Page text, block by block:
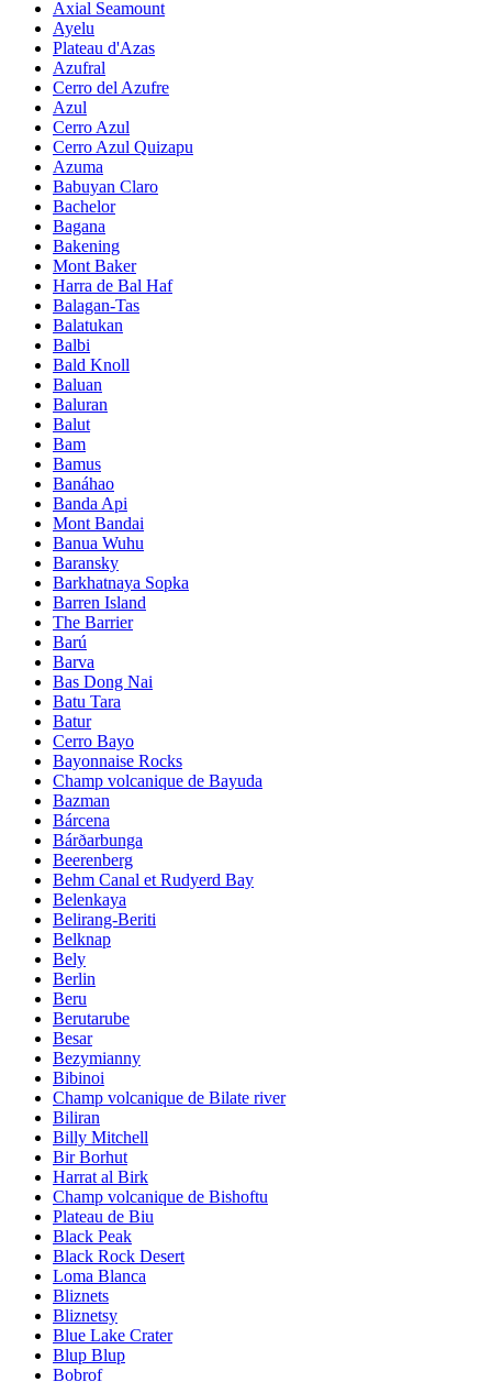
Axial Seamount
Ayelu
Plateau d'Azas
Azufral
Cerro del Azufre
Azul
Cerro Azul
Cerro Azul Quizapu
Azuma
Babuyan Claro
Bachelor
Bagana
Bakening
Mont Baker
Harra de Bal Haf
Balagan-Tas
Balatukan
Balbi
Bald Knoll
Baluan
Baluran
Balut
Bam
Bamus
Banáhao
Banda Api
Mont Bandai
Banua Wuhu
Baransky
Barkhatnaya Sopka
Barren Island
The Barrier
Barú
Barva
Bas Dong Nai
Batu Tara
Batur
Cerro Bayo
Bayonnaise Rocks
Champ volcanique de Bayuda
Bazman
Bárcena
Bárðarbunga
Beerenberg
Behm Canal et Rudyerd Bay
Belenkaya
Belirang-Beriti
Belknap
Bely
Berlin
Beru
Berutarube
Besar
Bezymianny
Bibinoi
Champ volcanique de Bilate river
Biliran
Billy Mitchell
Bir Borhut
Harrat al Birk
Champ volcanique de Bishoftu
Plateau de Biu
Black Peak
Black Rock Desert
Loma Blanca
Bliznets
Bliznetsy
Blue Lake Crater
Blup Blup
Bobrof